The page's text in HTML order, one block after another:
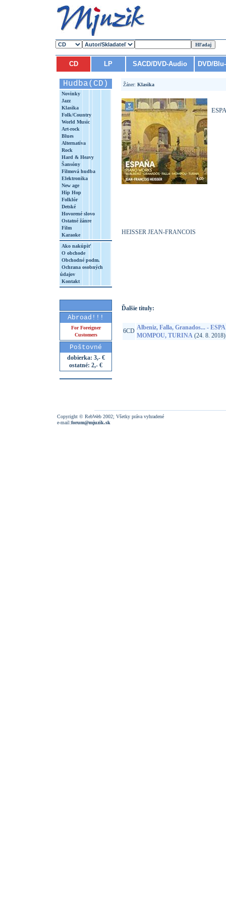
CD LP SACD/DVD-Audio DVD/
Hudba(CD)
Novinky
Jazz
Klasika
Folk/Country
World Music
Art-rock
Blues
Alternatíva
Rock
Hard & Heavy
Šansóny
Filmová hudba
Elektronika
New age
Hip Hop
Folklór
Detské
Hovorené slovo
Ostatné žánre
Film
Karaoke
Ako nakúpiť
O obchode
Obchodné podm.
Ochrana osobných
údajov
Kontakt
Abroad!!!
For Foreigner
Customers
Poštovné
dobierka: 3,- €
ostatné: 2,- €
Žáner: Klasika
HEISSER JEAN-FRANCOIS
Ďalšie tituly:
6CD Albeniz, Falla, Granados... -
MOMPOU, TURINA (24. 8. 2018)
Copyright © RebWeb 2002; Všetky práva vyhradené
e-mail:forum@mjuzik.sk